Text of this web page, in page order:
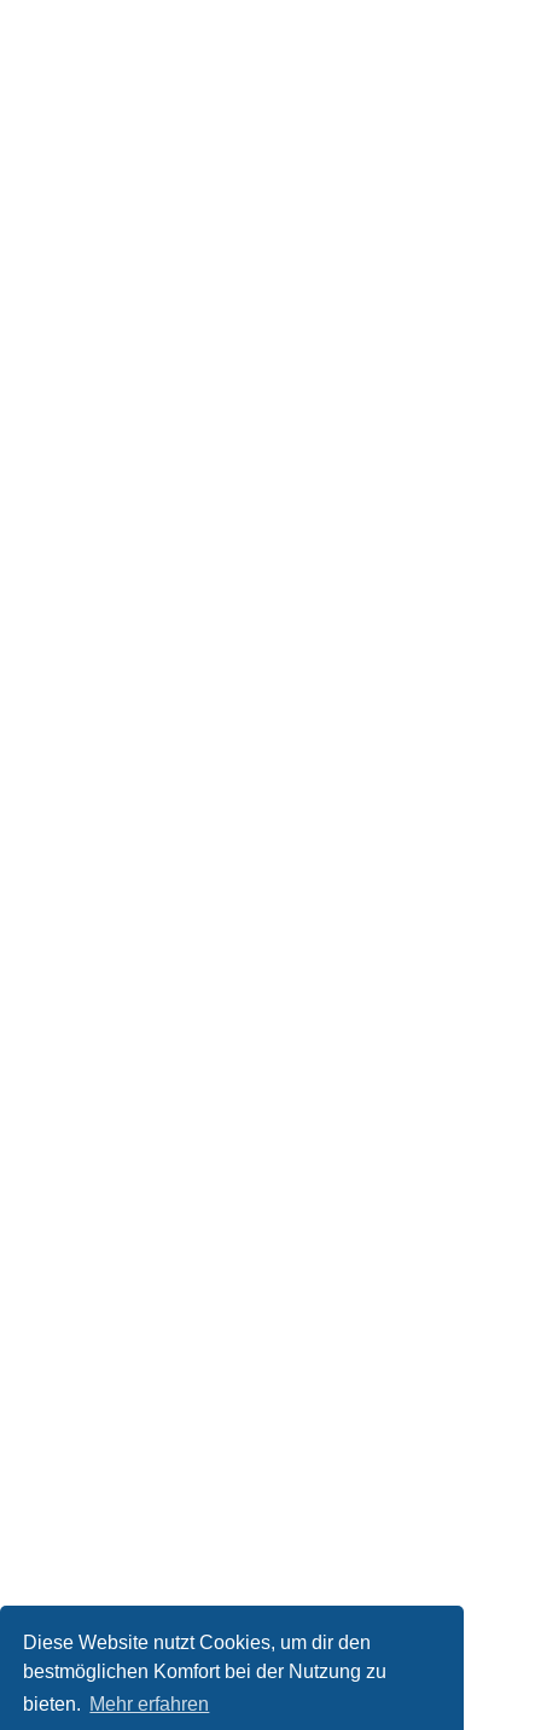
Diese Website nutzt Cookies, um dir den
bestmöglichen Komfort bei der Nutzung zu
bieten. Mehr erfahren